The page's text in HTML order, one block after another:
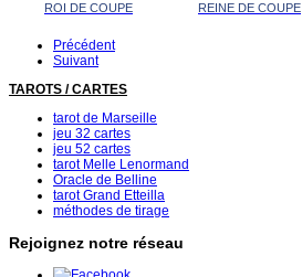
ROI DE COUPE REINE DE COUPE
Précédent
Suivant
TAROTS / CARTES
tarot de Marseille
jeu 32 cartes
jeu 52 cartes
tarot Melle Lenormand
Oracle de Belline
tarot Grand Etteilla
méthodes de tirage
Rejoignez notre réseau